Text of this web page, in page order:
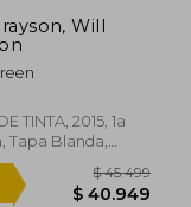
Will
TINTA, 2015, 1a
Tapa Blanda,